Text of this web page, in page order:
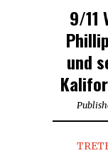
9/11
und